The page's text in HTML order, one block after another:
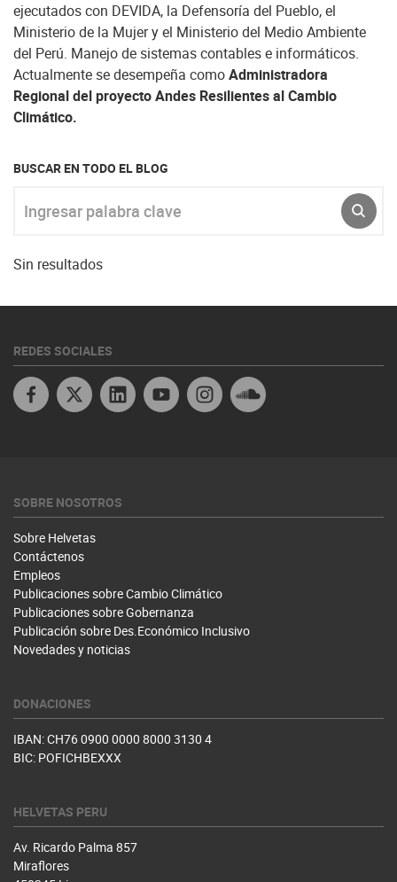
ejecutados con DEVIDA, la Defensoría del Pueblo, el
Ministerio de la Mujer y el Ministerio del Medio Ambiente
del Perú. Manejo de sistemas contables e informáticos.
Actualmente se desempeña comoAdministradora
Regional del proyecto Andes Resilientes al Cambio
Climático.
BUSCAR EN TODO EL BLOG
Sin resultados
REDES SOCIALES
Facebook Linkedin Youtube Peru
Instagram
SOBRE NOSOTROS
Sobre Helvetas
Contáctenos
Empleos
Publicaciones sobre Cambio Climático
Publicaciones sobre Gobernanza
Publicación sobre Des.Económico Inclusivo
Novedades y noticias
DONACIONES
IBAN: CH76 0900 0000 8000 3130 4
BIC: POFICHBEXXX
HELVETAS PERU
Av. Ricardo Palma 857
Miraflores